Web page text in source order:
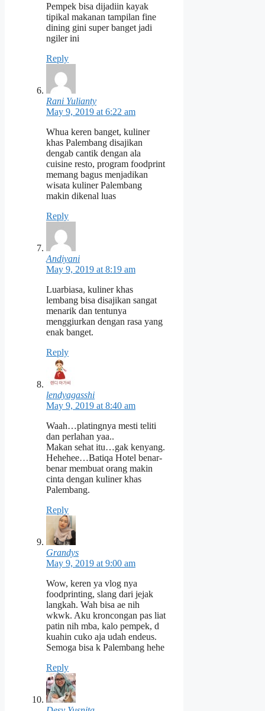
Pempek bisa dijadiin kayak
tipikal makanan tampilan fine
dining gini super banget jadi
ngiler ini
Reply
Rani Yulianty
May 9, 2019 at 6:22 am
Whua keren banget, kuliner
khas Palembang disajikan
dengab cantik dengan ala
cuisine resto, program foodprint
memang bagus menjadikan
wisata kuliner Palembang
makin dikenal luas
Reply
Andiyani
May 9, 2019 at 8:19 am
Luarbiasa, kuliner khas
lembang bisa disajikan sangat
menarik dan tentunya
menggiurkan dengan rasa yang
enak banget.
Reply
lendyagasshi
May 9, 2019 at 8:40 am
Waah…platingnya mesti teliti
dan perlahan yaa..
Makan sehat itu…gak kenyang.
Hehehee…Batiqa Hotel benar-
benar membuat orang makin
cinta dengan kuliner khas
Palembang.
Reply
Grandys
May 9, 2019 at 9:00 am
Wow, keren ya vlog nya
foodprinting, slang dari jejak
langkah. Wah bisa ae nih
wkwk. Aku kroncongan pas liat
patin nih mba, kalo pempek, d
kuahin cuko aja udah endeus.
Semoga bisa k Palembang hehe
Reply